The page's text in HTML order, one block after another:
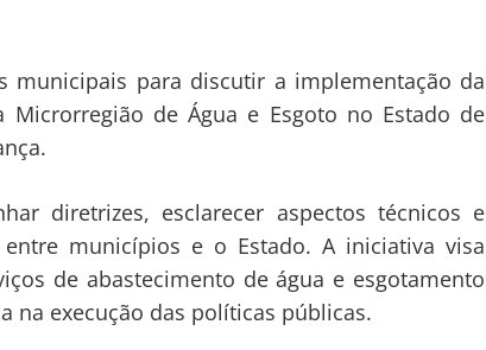
municipais para discutir a implementação da
de Água e Esgoto no Estado de
diretrizes, esclarecer aspectos técnicos e
municípios e o Estado. A iniciativa visa
de abastecimento de água e esgotamento
na execução das políticas públicas.